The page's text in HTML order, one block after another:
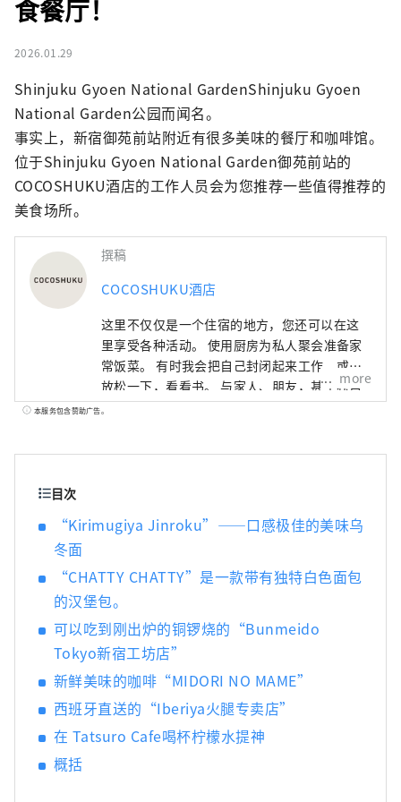
食餐厅！
2026.01.29
Shinjuku Gyoen National GardenShinjuku Gyoen
National Garden公园而闻名。
事实上，新宿御苑前站附近有很多美味的餐厅和咖啡馆。
位于Shinjuku Gyoen National Garden御苑前站的
COCOSHUKU酒店的工作人员会为您推荐一些值得推荐的
美食场所。
撰稿
COCOSHUKU酒店
这里不仅仅是一个住宿的地方，您还可以在这
里享受各种活动。 使用厨房为私人聚会准备家
常饭菜。 有时我会把自己封闭起来工作，或者
放松一下，看看书。 与家人、朋友，甚至独自
一人。 如何使用它取决于你，所以随心所欲地
more
本服务包含赞助广告。
目次
“Kirimugiya Jinroku”——口感极佳的美味乌
冬面
“CHATTY CHATTY”是一款带有独特白色面包
的汉堡包。
可以吃到刚出炉的铜锣烧的“Bunmeido
Tokyo新宿工坊店”
新鲜美味的咖啡“MIDORI NO MAME”
西班牙直送的“Iberiya火腿专卖店”
在 Tatsuro Cafe喝杯柠檬水提神
概括